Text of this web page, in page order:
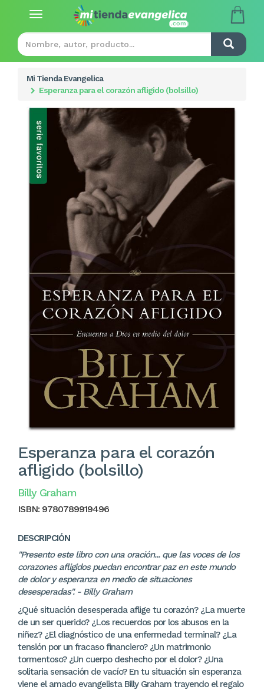
Toggle
Mi Tienda Evangelica
Esperanza para el corazón afligido (bolsillo)
Esperanza para el corazón
afligido (bolsillo)
Billy Graham
ISBN: 9780789919496
DESCRIPCIÓN
"Presento este libro con una oración... que las voces de los
corazones afligidos puedan encontrar paz en este mundo
de dolor y esperanza en medio de situaciones
desesperadas". - Billy Graham
¿Qué situación desesperada aflige tu corazón? ¿La muerte
de un ser querido? ¿Los recuerdos por los abusos en la
niñez? ¿El diagnóstico de una enfermedad terminal? ¿La
tensión por un fracaso financiero? ¿Un matrimonio
tormentoso? ¿Un cuerpo deshecho por el dolor? ¿Una
solitaria sensación de vacío? En tu situación sin esperanza
viene el amado evangelista Billy Graham trayendo el regalo